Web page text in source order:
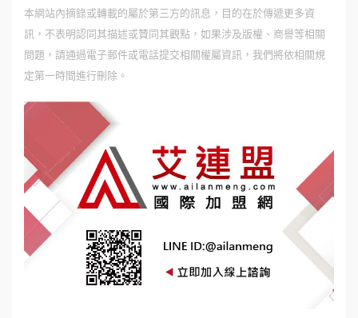
本網站內摘錄或轉載的屬於第三方的訊息，目的在於傳遞更多資
訊，不表明認同其描述或贊同其觀點，如果涉及版權、商譽等相關
問題，請通過電子郵件或電話提交相關權屬資訊，我們將依相關規
定第一時間進行刪除。